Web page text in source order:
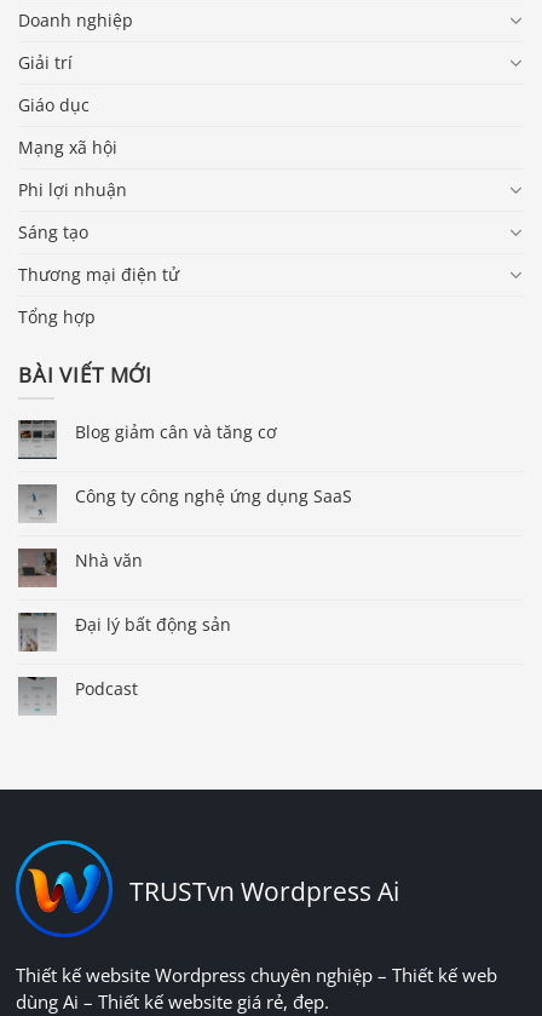
Doanh nghiệp
Giải trí
Giáo dục
Mạng xã hội
Phi lợi nhuận
Sáng tạo
Thương mại điện tử
Tổng hợp
BÀI VIẾT MỚI
Blog giảm cân và tăng cơ
Công ty công nghệ ứng dụng SaaS
Nhà văn
Đại lý bất động sản
Podcast
TRUSTvn Wordpress Ai
Thiết kế website Wordpress chuyên nghiệp – Thiết kế web
dùng Ai – Thiết kế website giá rẻ, đẹp.